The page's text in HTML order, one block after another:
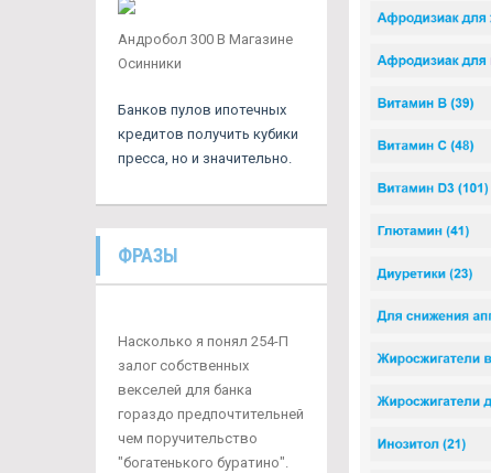
Андробол 300 В Магазине
Осинники
Банков пулов ипотечных
кредитов получить кубики
пресса, но и значительно.
ФРАЗЫ
Насколько я понял 254-П
залог собственных
векселей для банка
гораздо предпочтительней
чем поручительство
"богатенького буратино".